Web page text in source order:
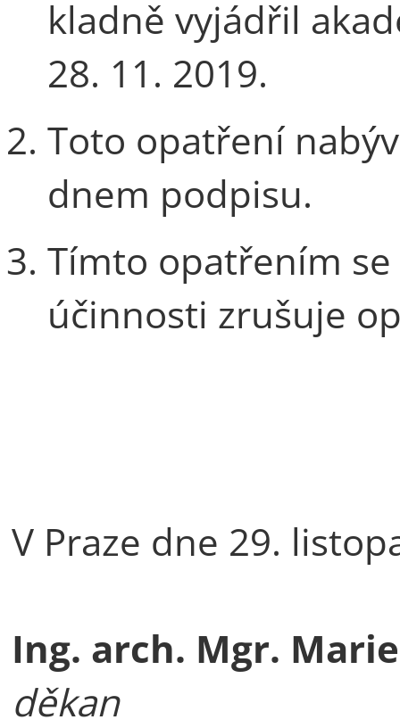
kladně vyjádřil
28. 11. 2019.
Toto opatření
dnem podpisu.
Tímto opatřením
účinnosti zrušuje
V Praze dne 29.
Ing. arch. Mgr.
děkan